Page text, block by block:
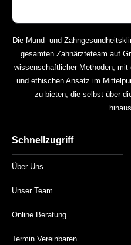
Die Mund- und
gesamten Zahnärzteteam auf
wissenschaftlicher Methoden;
und ethischen Ansatz im
zu bieten, die selbst über
Schnellzugriff
Über Uns
Unser Team
Online Beratung
Termin Vereinbaren